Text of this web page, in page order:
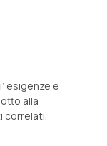
esigenze e
alla
correlati.